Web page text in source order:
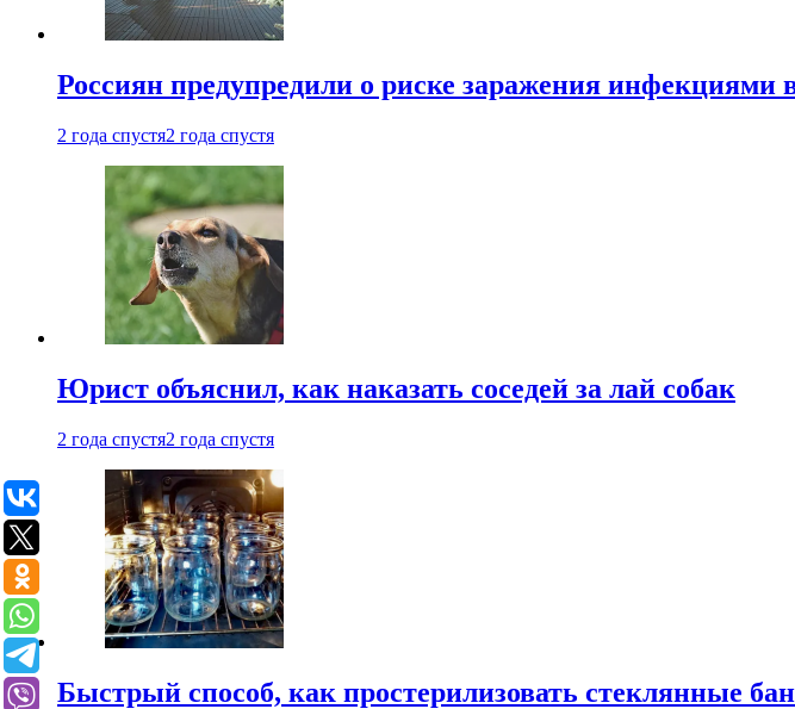
Россиян предупредили о риске заражения инфекциями
2 года спустя2 года спустя
Юрист объяснил, как наказать соседей за лай собак
2 года спустя2 года спустя
Быстрый способ, как простерилизовать стеклянные